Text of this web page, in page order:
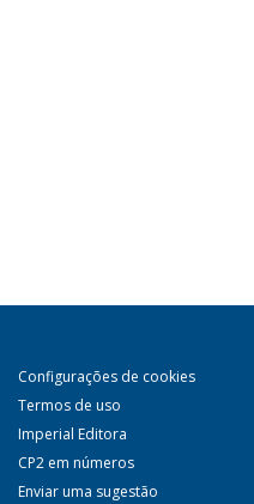
Configurações de cookies
Termos de uso
Imperial Editora
CP2 em números
Enviar uma sugestão